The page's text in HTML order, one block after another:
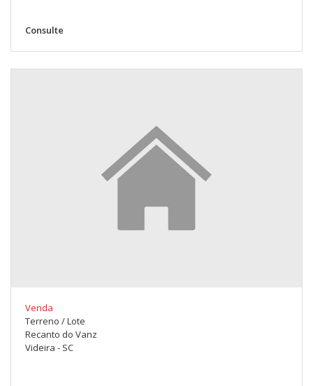
Consulte
Venda
Terreno / Lote
Recanto do Vanz
Videira - SC